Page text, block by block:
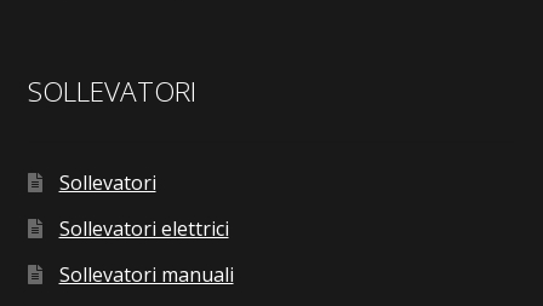
SOLLEVATORI
Sollevatori
Sollevatori elettrici
Sollevatori manuali